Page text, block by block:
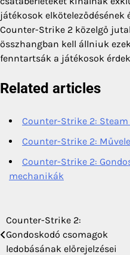
játékosok elköteleződésének
Counter-Strike 2 közelgő
összhangban kell állniuk
fenntartsák a játékosok
Related articles
Counter-Strike 2:
Counter-Strike 2:
Counter-Strike 2:
mechanikák
Post
navigation
Counter-Strike 2:
Gondoskodó csomagok
ledobásának előrejelzései